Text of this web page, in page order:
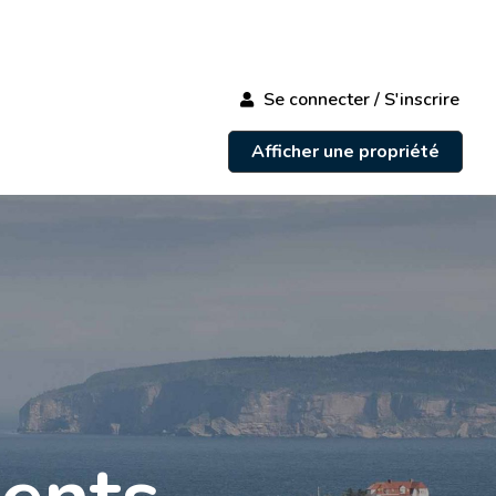
Se connecter / S'inscrire
Afficher une propriété